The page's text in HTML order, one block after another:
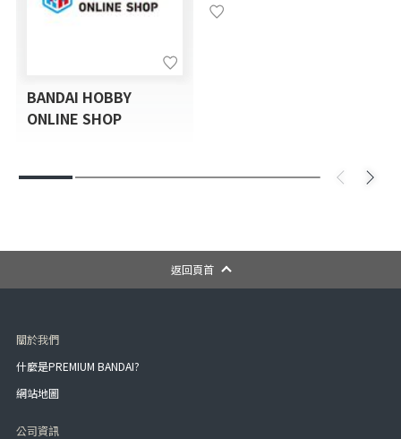
BANDAI HOBBY
ONLINE SHOP
返回頁首
關於我們
什麼是PREMIUM BANDAI?
網站地圖
公司資訊